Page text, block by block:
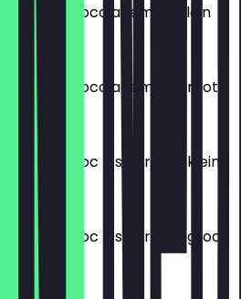
warme chocolademelk klein
warme chocolademelk groot
€ 4,70
warme choc + slagroom klein
€ 4,78
warme choc + slagroom groot
€ 5,25